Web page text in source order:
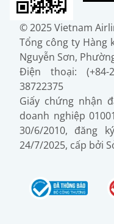
© 2025 Vietnam
Tổng công ty Hàng
Nguyễn Sơn,
Điện thoại: (+84-
38722375
Giấy chứng nhận
doanh nghiệp
30/6/2010, đăng
24/7/2025, cấp bởi